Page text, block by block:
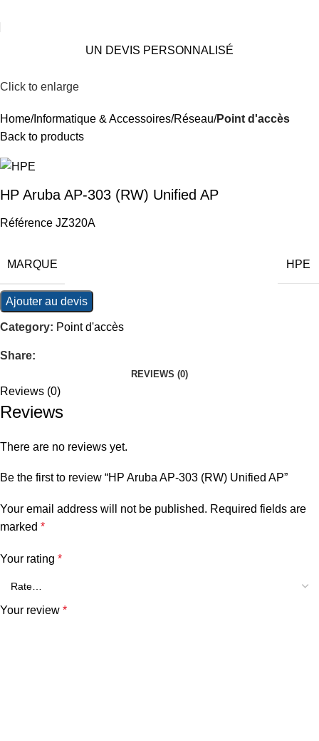
UN DEVIS PERSONNALISÉ
Click to enlarge
Home Informatique & Accessoires Réseau Point d'accès
Back to products
HP Aruba AP-303 (RW) Unified AP
Référence JZ320A
MARQUE HPE
Ajouter au devis
Category: Point d'accès
Share:
REVIEWS (0)
Reviews (0)
Reviews
There are no reviews yet.
Be the first to review “HP Aruba AP-303 (RW) Unified AP”
Your email address will not be published. Required fields are
marked *
Your rating *
Your review *